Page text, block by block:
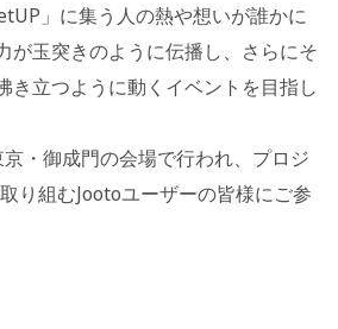
」に集う人の熱や想いが誰かに
が玉突きのように伝播し、さらにそ
き立つように動くイベントを目指し
・御成門の会場で行われ、プロジ
り組むJootoユーザーの皆様にご参